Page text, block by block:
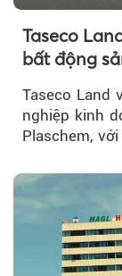
Taseco
bất động
Taseco Land
nghiệp kinh
Plaschem,